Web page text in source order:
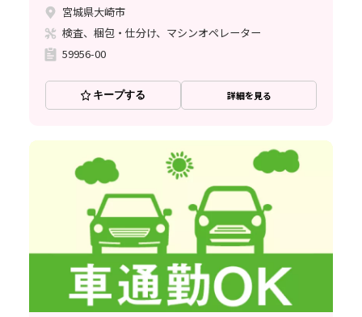
宮城県大崎市
検査、梱包・仕分け、マシンオペレーター
59956-00
キープする 詳細を見る